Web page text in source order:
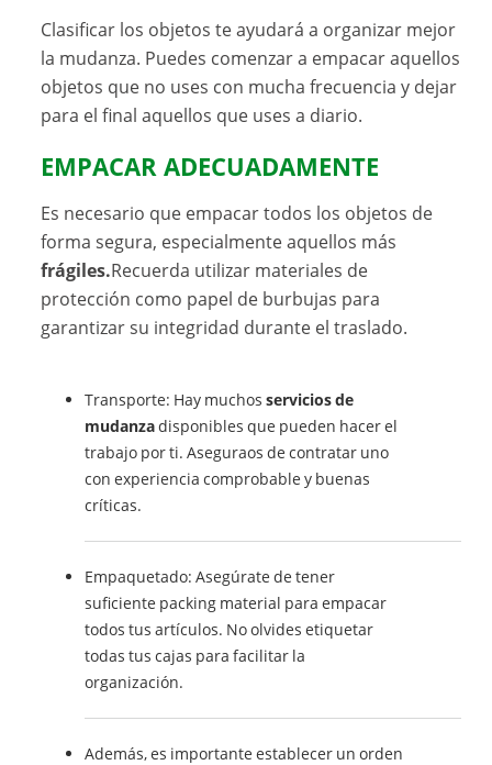
Clasificar los objetos te ayudará a organizar mejor
la mudanza. Puedes comenzar a empacar aquellos
objetos que no uses con mucha frecuencia y dejar
para el final aquellos que uses a diario.
EMPACAR ADECUADAMENTE
Es necesario que empacar todos los objetos de
forma segura, especialmente aquellos más
frágiles.Recuerda utilizar materiales de
protección como papel de burbujas para
garantizar su integridad durante el traslado.
Transporte: Hay muchosservicios de
mudanzadisponibles que pueden hacer el
trabajo por ti. Aseguraos de contratar uno
con experiencia comprobable y buenas
críticas.
Empaquetado: Asegúrate de tener
suficiente packing material para empacar
todos tus artículos. No olvides etiquetar
todas tus cajas para facilitar la
organización.
Además, es importante establecer un orden